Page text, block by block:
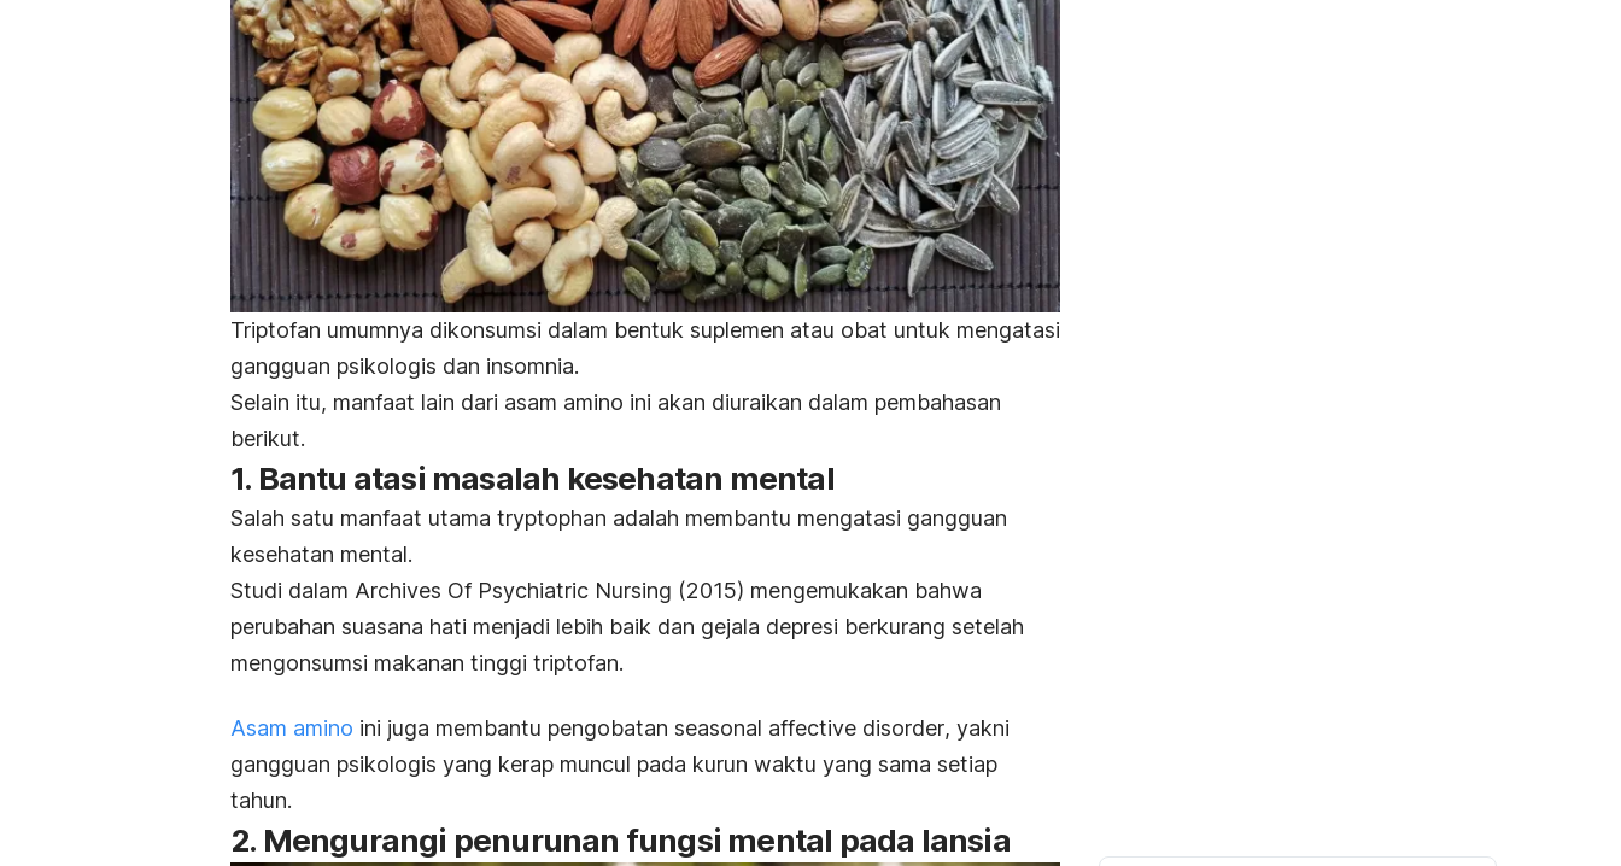
Triptofan umumnya dikonsumsi dalam bentuk suplemen atau obat untuk mengatasi
gangguan psikologis dan insomnia.
Selain itu, manfaat lain dari asam amino ini akan diuraikan dalam pembahasan
berikut.
1. Bantu atasi masalah kesehatan mental
Salah satu manfaat utama tryptophan adalah membantu mengatasi gangguan
kesehatan mental.
Studi dalam Archives Of Psychiatric Nursing (2015) mengemukakan bahwa
perubahan suasana hati menjadi lebih baik dan gejala depresi berkurang setelah
mengonsumsi makanan tinggi triptofan.
Asam amino ini juga membantu pengobatan seasonal affective disorder, yakni
gangguan psikologis yang kerap muncul pada kurun waktu yang sama setiap
tahun.
2. Mengurangi penurunan fungsi mental pada lansia